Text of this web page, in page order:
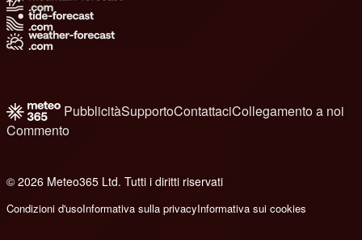
PubblicitàSupportoContattaciCollegamento a noi
Commento
© 2026 Meteo365 Ltd. Tutti i diritti riservati
Condizioni d'usoInformativa sulla privacyInformativa sui cookies